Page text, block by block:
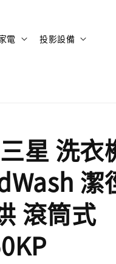
電 投影設備
星 洗衣
潔
滾筒式